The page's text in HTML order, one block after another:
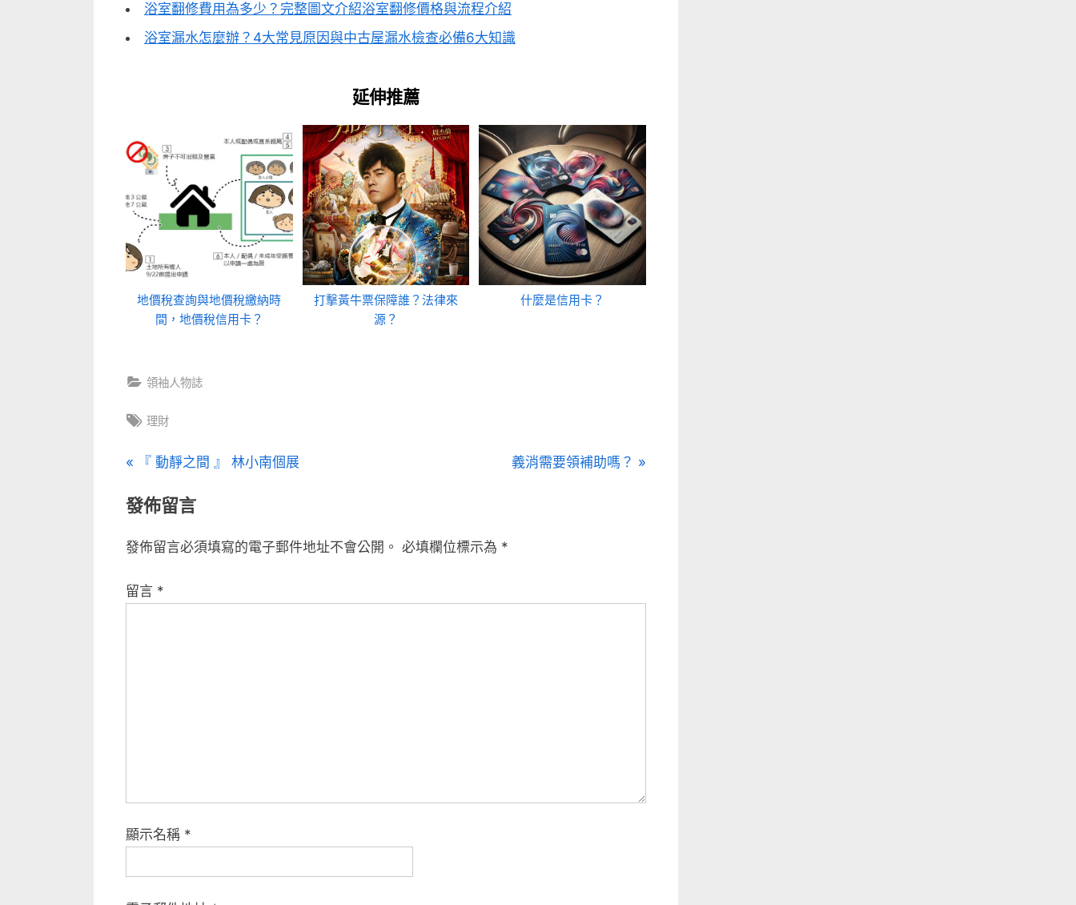
浴室翻修費用為多少？完整圖文介紹浴室翻修價格與流程介紹
浴室漏水怎麼辦？4大常見原因與中古屋漏水檢查必備6大知識
延伸推薦
地價稅查詢與地價稅繳納時
間，地價稅信用卡？
打擊黃牛票保障誰？法律來
源？
什麼是信用卡？
領袖人物誌
Tags:
理財
文
章
導
覽
P
e
i
u
『 動靜之間 』 林小南個展
N
s
義消需要領補助嗎？
發佈留言
發佈留言必須填寫的電子郵件地址不會公開。 必填欄位標示為 *
留言 *
顯示名稱 *